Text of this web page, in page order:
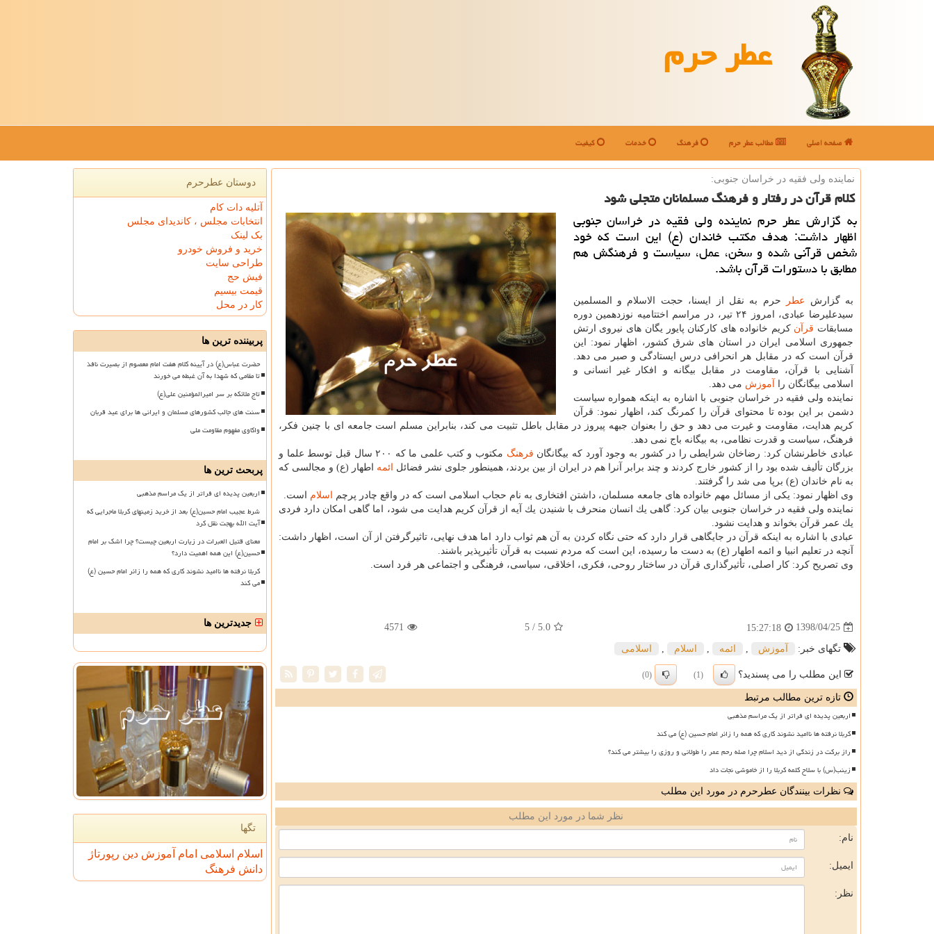
عطر حرم
صفحه اصلی مطالب عطر حرم فرهنگ خدمات کیفیت
نماینده ولی فقیه در خراسان جنوبی:
كلام قرآن در رفتار و فرهنگ مسلمانان متجلی شود
به گزارش عطر حرم نماینده ولی فقیه در خراسان جنوبی
اظهار داشت: هدف مكتب خاندان (ع) این است كه خود
شخص قرآنی شده و سخن، عمل، سیاست و فرهنگش هم
مطابق با دستورات قرآن باشد.
به گزارش عطر
حرم به نقل از ایسنا، حجت الاسلام و المسلمین
سیدعلیرضا عبادی، امروز ۲۴ تیر، در مراسم اختتامیه نوزدهمین دوره
مسابقات قرآن كریم خانواده های كاركنان پایور یگان های نیروی ارتش
جمهوری اسلامی ایران در استان های شرق كشور، اظهار نمود: این
قرآن است كه در مقابل هر انحرافی درس ایستادگی و صبر می دهد.
آشنایی با قرآن، مقاومت در مقابل بیگانه و افكار غیر انسانی و
اسلامی بیگانگان را
آموزش می دهد.
نماینده ولی فقیه در خراسان جنوبی با اشاره به اینكه همواره سیاست
دشمن بر این بوده تا محتوای قرآن را كمرنگ كند، اظهار نمود: قرآن
كریم هدایت، مقاومت و غیرت می دهد و حق را بعنوان جبهه پیروز در مقابل باطل تثبیت می كند، بنابراین مسلم است جامعه ای با چنین فكر،
فرهنگ، سیاست و قدرت نظامی، به بیگانه باج نمی دهد.
عبادی خاطرنشان كرد: رضاخان شرایطی را در كشور به وجود آورد كه بیگانگان فرهنگ
مكتوب و كتب علمی ما كه ۲۰۰ سال قبل توسط علما و
بزرگان تألیف شده بود را از كشور خارج كردند و چند برابر آنرا هم در ایران از بین بردند، همینطور جلوی نشر فضائل
ائمه اطهار (ع) و مجالسی كه
به نام خاندان (ع) برپا می شد را گرفتند.
وی اظهار نمود: یكی از مسائل مهم خانواده های جامعه مسلمان، داشتن افتخاری به نام حجاب اسلامی است كه در واقع چادر پرچم
اسلام است.
نماینده ولی فقیه در خراسان جنوبی بیان كرد: گاهی یك انسان منحرف با شنیدن یك آیه از قرآن كریم هدایت می شود، اما گاهی امكان دارد فردی
یك عمر قرآن بخواند و هدایت نشود.
عبادی با اشاره به اینكه قرآن در جایگاهی قرار دارد كه حتی نگاه كردن به آن هم ثواب دارد اما هدف نهایی، تاثیرگرفتن از آن است، اظهار داشت:
آنچه در تعلیم انبیا و ائمه اطهار (ع) به دست ما رسیده، این است كه مردم نسبت به قرآن تأثیرپذیر باشند.
وی تصریح كرد: كار اصلی، تأثیرگذاری قرآن در ساختار روحی، فكری، اخلاقی، سیاسی، فرهنگی و اجتماعی هر فرد است.
1398/04/25
15:27:18
5.0
/ 5
4571
تگهای خبر: آموزش ائمه اسلام اسلامی
این مطلب را می پسندید؟ (1)
(0)
تازه ترین مطالب مرتبط
اربعین پدیده ای فراتر از یک مراسم مذهبی
کربلا نرفته ها ناامید نشوند کاری که همه را زائر امام حسین (ع) می کند
راز برکت در زندگی از دید اسلام چرا صله رحم عمر را طولانی و روزی را بیشتر می کند؟
زینب(س) با سلاح کلمه کربلا را از خاموشی نجات داد
نظرات بینندگان عطرحرم در مورد این مطلب
نظر شما در مورد این مطلب
نام:
ایمیل:
نظر:
دوستان عطرحرم
آتلیه دات کام
انتخابات مجلس ، کاندیدای مجلس
بک لینک
خرید و فروش خودرو
طراحی سایت
فیش حج
قیمت بیسیم
کار در محل
پربیننده ترین ها
حضرت عباس(ع) در آیینه کلام هفت امام معصوم از بصیرت نافذ
تا مقامی که شهدا به آن غبطه می خورند
تاج ملائکه بر سر امیرالمؤمنین علی(ع)
سنت های جالب کشورهای مسلمان و ایرانی ها برای عید قربان
واکاوی مفهوم مقاومت ملی
پربحث ترین ها
اربعین پدیده ای فراتر از یک مراسم مذهبی
شرط عجیب امام حسین(ع) بعد از خرید زمینهای کربلا ماجرایی که
آیت الله بهجت نقل کرد
معنای قتیل العبرات در زیارت اربعین چیست؟ چرا اشک بر امام
حسین(ع) این همه اهمیت دارد؟
کربلا نرفته ها ناامید نشوند کاری که همه را زائر امام حسین (ع)
می کند
جدیدترین ها
تگها
اسلام اسلامی امام آموزش دین رپورتاژ
دانش فرهنگ